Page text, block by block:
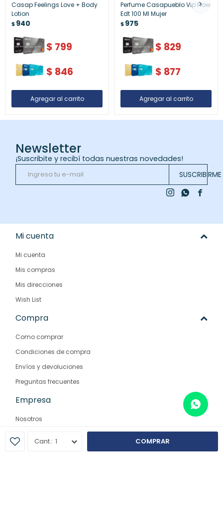
1 COMPRAR
Casap Feelings Love + Body
Lotion
$940
$ 799
$ 846
Perfume Casapueblo Vip Flow
Edt 100 Ml Mujer
$975
$ 829
$ 877
Newsletter
¡Suscribite y recibí todas nuestras novedades!
SUSCRIBIRME

 
Mi cuenta
Mi cuenta
Mis compras
Mis direcciones
Wish List
Compra
Como comprar
Condiciones de compra
Envíos y devoluciones
Preguntas frecuentes
Empresa
Nosotros